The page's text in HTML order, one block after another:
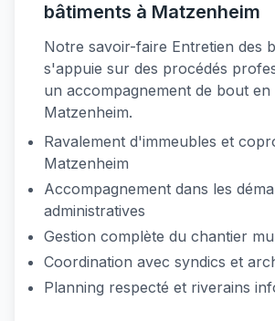
bâtiments à Matzenheim
Notre savoir-faire Entretien des
s'appuie sur des procédés
un accompagnement de bout en
Matzenheim.
Ravalement d'immeubles et
Matzenheim
Accompagnement dans les
administratives
Gestion complète du chantier
Coordination avec syndics et
Planning respecté et riverains